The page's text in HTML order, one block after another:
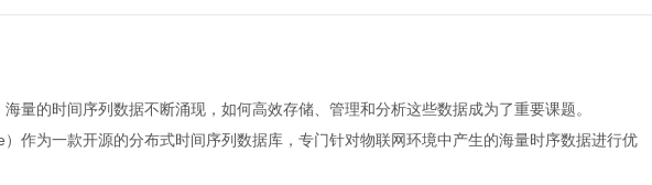
量的时间序列数据不断涌现，如何高效存储、管理和分析这些数据成为了重要课题。
作为一款开源的分布式时间序列数据库，专门针对物联网环境中产生的海量时序数据进行优